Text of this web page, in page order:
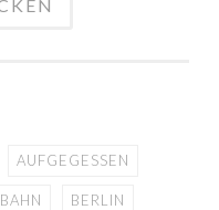
AUFGEGESSEN
BAHN BERLIN